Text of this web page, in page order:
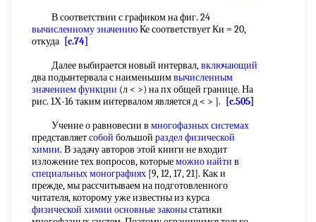
В соответствии с графиком на фиг. 24
вычисленному значениюКе соответствует Ки = 20,
откуда [c.74]
Далее выбирается новый интервал,включающий
два подынтервала с наименьшимвычисленным
значением функции (л < >) на пх общей границе. На
рис. 1Х-16 таким интервалом является д < > ].
[c.505]
Учение о равновесии в многофазных системах
представляетсобой большой раздел физической
химии. В задачу авторов этой книги не входит
изложение тех вопросов, которыеможно найти в
специальных монографиях [9, 12, 17, 21]. Как и
прежде, мы рассчитываем на подготовленного
читателя, которому уже известны из курса
физической химии основные законыстатики